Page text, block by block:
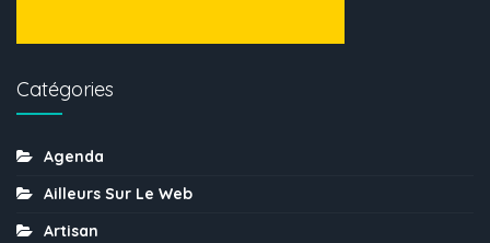
Catégories
Agenda
Ailleurs Sur Le Web
Artisan